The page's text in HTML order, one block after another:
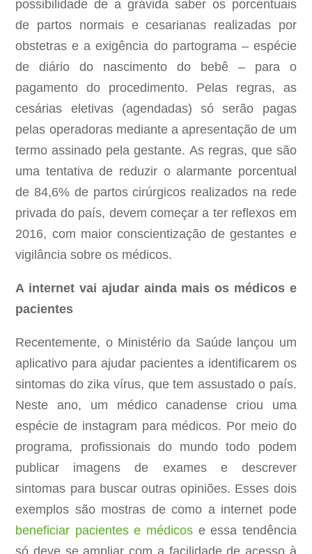
possibilidade de a grávida saber os porcentuais
de partos normais e cesarianas realizadas por
obstetras e a exigência do partograma – espécie
de diário do nascimento do bebê – para o
pagamento do procedimento. Pelas regras, as
cesárias eletivas (agendadas) só serão pagas
pelas operadoras mediante a apresentação de um
termo assinado pela gestante. As regras, que são
uma tentativa de reduzir o alarmante porcentual
de 84,6% de partos cirúrgicos realizados na rede
privada do país, devem começar a ter reflexos em
2016, com maior conscientização de gestantes e
vigilância sobre os médicos.
A internet vai ajudar ainda mais os médicos e
pacientes
Recentemente, o Ministério da Saúde lançou um
aplicativo para ajudar pacientes a identificarem os
sintomas do zika vírus, que tem assustado o país.
Neste ano, um médico canadense criou uma
espécie de instagram para médicos. Por meio do
programa, profissionais do mundo todo podem
publicar imagens de exames e descrever
sintomas para buscar outras opiniões. Esses dois
exemplos são mostras de como a internet pode
beneficiar pacientes e médicos e essa tendência